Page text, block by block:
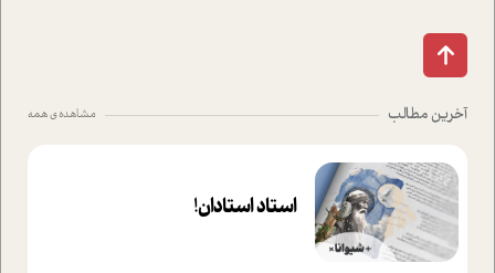
آخرین مطالب مشاهده ی همه
استاد استادان!